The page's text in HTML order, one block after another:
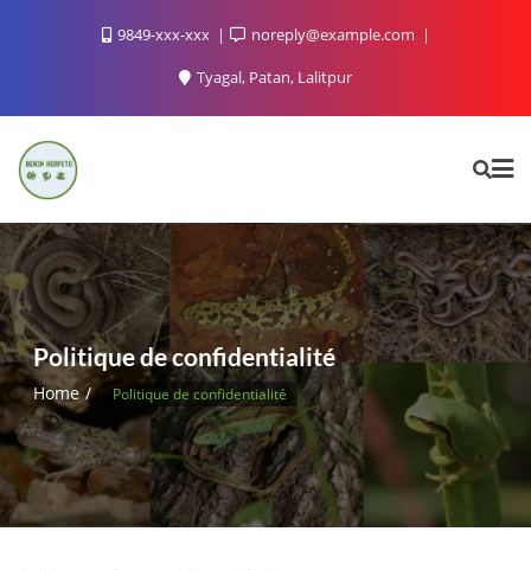
9849-xxx-xxx
noreply@example.com
Tyagal, Patan, Lalitpur
Politique de confidentialité
Home Politique de confidentialité